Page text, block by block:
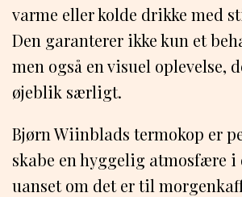
varme eller kolde drikke med
Den garanterer ikke kun et
men også en visuel oplevelse,
øjeblik særligt.
Bjørn Wiinblads termokop er
skabe en hyggelig atmosfære i
uanset om det er til